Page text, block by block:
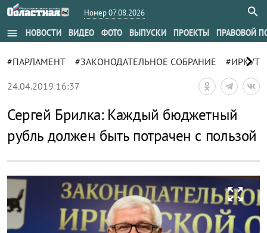
Номер 07.08.2026
menu НОВОСТИ ВИДЕО ФОТО ВЫПУСКИ ПРОЕКТЫ ПРАВОВОЙ
#ПАРЛАМЕНТ #ЗАКОНОДАТЕЛЬНОЕ СОБРАНИЕ chevron_right
24.04.2019 16:37
Сергей Брилка: Каждый бюджетный
рубль должен быть потрачен с пользой
zoom_out_map